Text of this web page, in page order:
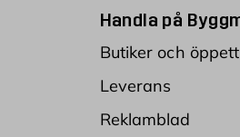
Handla på
Butiker och
Leverans
Reklamblad